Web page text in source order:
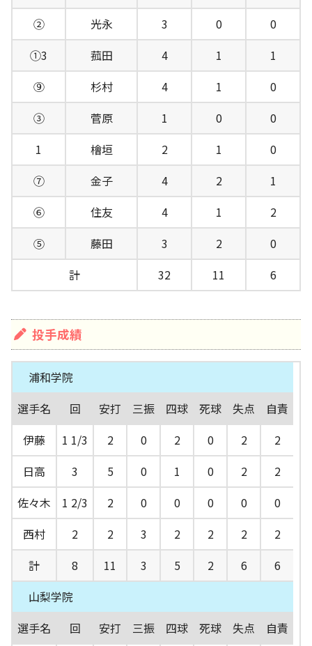
②
光永 3 0
0
①3
菰田 4 1
1
⑨
杉村 4 1
0
③
菅原 1 0
0
1
檜垣 2 1
0
⑦
金子 4 2
1
⑥
住友 4 1
2
⑤
藤田 3 2
0
計
32 11 6
投手成績
浦和学院
選手名
回 安打 三振 四球 死球 失点
自責
伊藤
1 1/3 2 0 2 0 2
2
日高
3 5 0 1 0 2
2
佐々木
1 2/3 2 0 0 0 0
0
西村
2 2 3 2 2 2
2
計
8 11 3 5 2 6
6
山梨学院
選手名
回 安打 三振 四球 死球 失点
自責